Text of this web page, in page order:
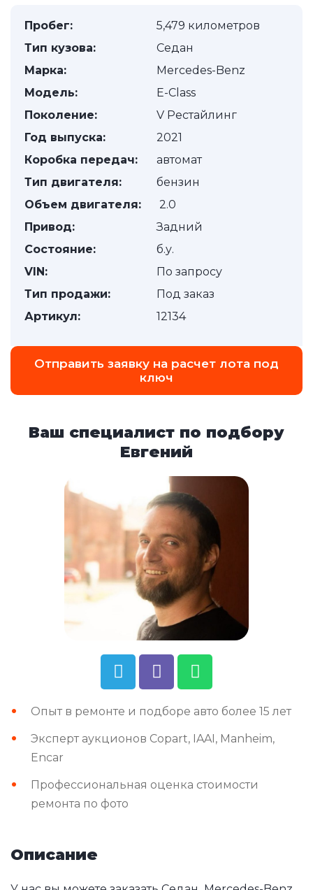
Пробег:
5,479 километров
Тип кузова:
Седан
Марка:
Mercedes-Benz
Модель:
E-Class
Поколение:
V Рестайлинг
Год выпуска:
2021
Коробка передач:
автомат
Тип двигателя:
бензин
Объем двигателя:
2.0
Привод:
Задний
Состояние:
б.у.
VIN:
По запросу
Тип продажи:
Под заказ
Артикул:
12134
Отправить заявку на расчет лота под
ключ
Ваш специалист по подбору
Евгений
Опыт в ремонте и подборе авто более 15 лет
Эксперт аукционов Copart, IAAI, Manheim,
Encar
Профессиональная оценка стоимости
ремонта по фото
Описание